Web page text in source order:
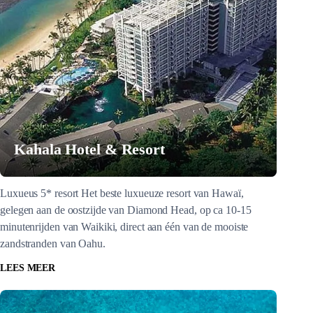
Kahala Hotel & Resort
Luxueus 5* resort Het beste luxueuze resort van Hawaï,
gelegen aan de oostzijde van Diamond Head, op ca 10-15
minutenrijden van Waikiki, direct aan één van de mooiste
zandstranden van Oahu.
LEES MEER